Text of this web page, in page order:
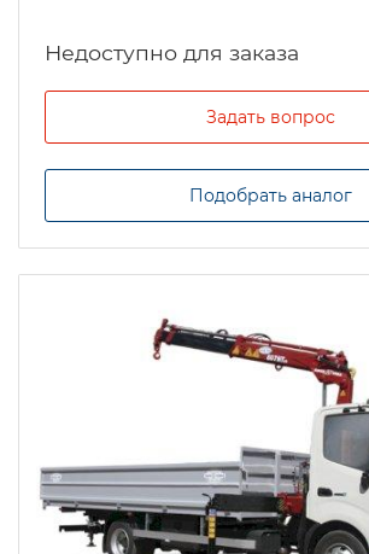
Задать вопрос
Подобрать аналог